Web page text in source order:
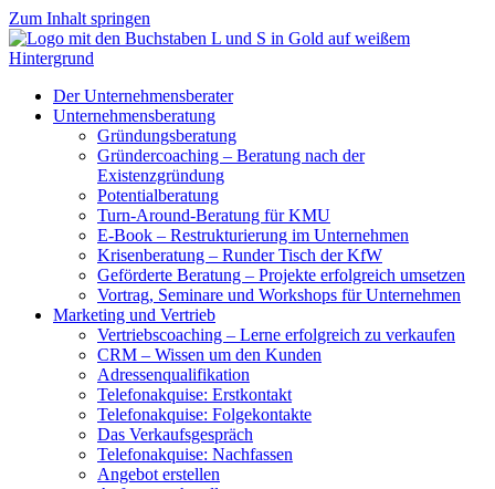
Zum Inhalt springen
Der Unternehmensberater
Unternehmensberatung
Gründungsberatung
Gründercoaching – Beratung nach der
Existenzgründung
Potentialberatung
Turn-Around-Beratung für KMU
E-Book – Restrukturierung im Unternehmen
Krisenberatung – Runder Tisch der KfW
Geförderte Beratung – Projekte erfolgreich umsetzen
Vortrag, Seminare und Workshops für Unternehmen
Marketing und Vertrieb
Vertriebscoaching – Lerne erfolgreich zu verkaufen
CRM – Wissen um den Kunden
Adressenqualifikation
Telefonakquise: Erstkontakt
Telefonakquise: Folgekontakte
Das Verkaufsgespräch
Telefonakquise: Nachfassen
Angebot erstellen